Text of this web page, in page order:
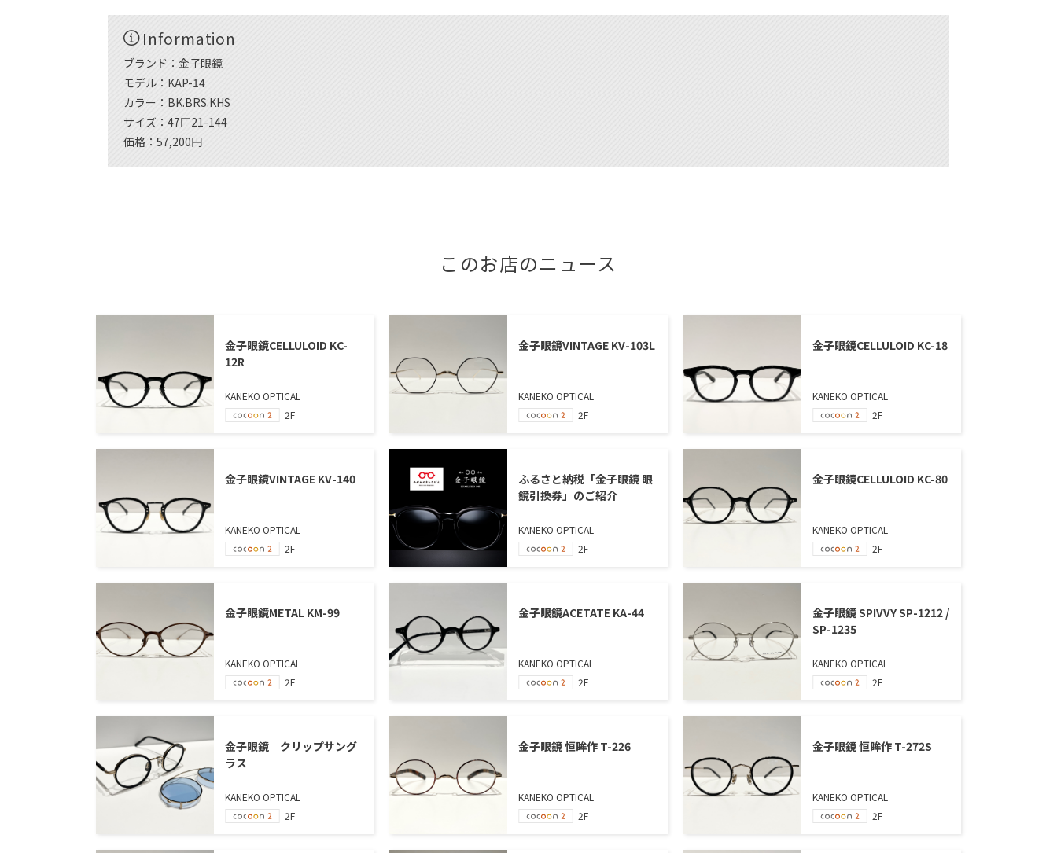
Information
ブランド：金子眼鏡
モデル：KAP-14
カラー：BK.BRS.KHS
サイズ：47□21-144
価格：57,200円
このお店のニュース
金子眼鏡CELLULOID KC-
12R
KANEKO OPTICAL
2F
金子眼鏡VINTAGE KV-103L
KANEKO OPTICAL
2F
金子眼鏡CELLULOID KC-18
KANEKO OPTICAL
2F
金子眼鏡VINTAGE KV-140
KANEKO OPTICAL
2F
ふるさと納税「金子眼鏡 眼
鏡引換券」のご紹介
KANEKO OPTICAL
2F
金子眼鏡CELLULOID KC-80
KANEKO OPTICAL
2F
金子眼鏡METAL KM-99
KANEKO OPTICAL
2F
金子眼鏡ACETATE KA-44
KANEKO OPTICAL
2F
金子眼鏡 SPIVVY SP-1212 /
SP-1235
KANEKO OPTICAL
2F
金子眼鏡 クリップサング
ラス
KANEKO OPTICAL
2F
金子眼鏡 恒眸作 T-226
KANEKO OPTICAL
2F
金子眼鏡 恒眸作 T-272S
KANEKO OPTICAL
2F